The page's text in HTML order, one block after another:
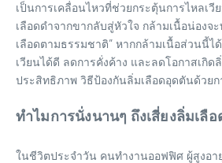
เป็นการเคลื่อนไหวที่ช่วยกระตุ้นการไหลเวี
เลือดดำจากขากลับสู่หัวใจ กล้ามเนื้อน่องจ
เลือดตามธรรมชาติ” หากกล้ามเนื้อส่วนนี้ไ
เวียนได้ดี ลดการคั่งค้าง และลดโอกาสเกิด
ประสิทธิภาพ วิธีป้องกันลิ่มเลือดอุดตันด้วยก
ทำไมการนั่งนานๆ ถึงเสี่ยงลิ่มเลื
ในชีวิตประจำวัน คนทำงานออฟฟิศ ผู้สูงอา